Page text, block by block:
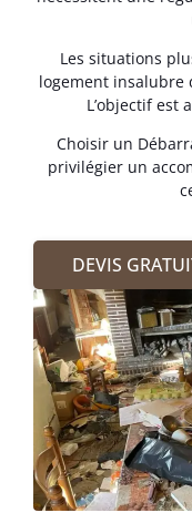
Les situations
logement insalubre
L’objectif est
Choisir un
privilégier un
DEVIS